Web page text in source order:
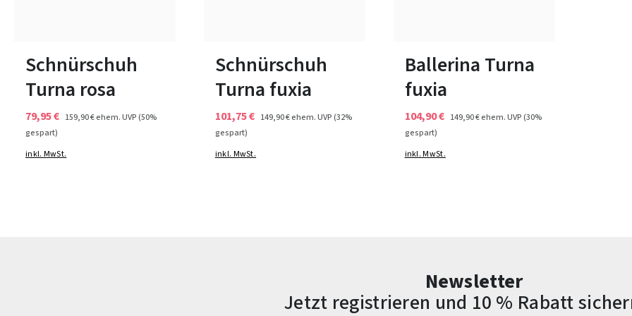
Schnürschuh
Turna rosa
79,95 € 159,90 €ehem. UVP(50%
gespart)
inkl. MwSt.
Schnürschuh
Turna fuxia
101,75 € 149,90 €ehem. UVP(32%
gespart)
inkl. MwSt.
Ballerina Turna
fuxia
104,90 € 149,90 €ehem. UVP(30%
gespart)
inkl. MwSt.
Newsletter
Jetzt registrieren und 10 % Rabatt